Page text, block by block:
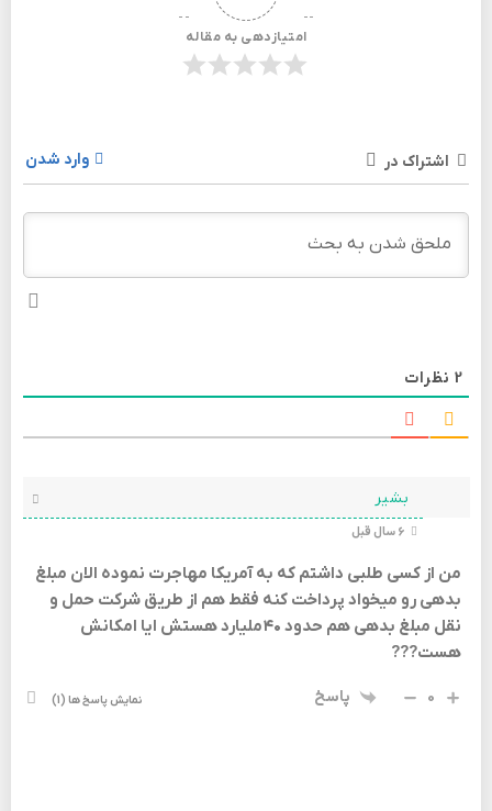
امتیازدهی به مقاله
اشتراک در وارد شدن
2 نظرات
بشیر
من از کسی طلبی داشتم که به آمریکا مهاجرت نموده الان مبلغ
بدهی رو میخواد پرداخت کنه فقط هم از طریق شرکت حمل و
نقل مبلغ بدهی هم حدود ۴۰ملیارد هستش ایا امکانش
هست???
0 پاسخ نمایش پاسخ ها (1)